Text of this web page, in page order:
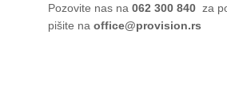
Pozovite nas na 062 300 840 za
pišite na office@provision.rs